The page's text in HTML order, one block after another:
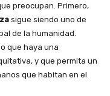
preocupan. Primero,
sigue siendo uno de
de la humanidad.
que haya una
y que permita un
que habitan en el